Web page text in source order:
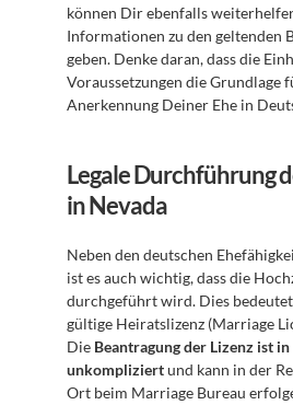
können Dir ebenfalls
Informationen zu den geltenden
geben. Denke daran, dass die
Voraussetzungen die Grundlage
Anerkennung Deiner Ehe in
Legale Durchführung
in Nevada
Neben den deutschen
ist es auch wichtig, dass die
durchgeführt wird. Dies
gültige Heiratslizenz (Marriage
Die Beantragung der Lizenz ist in
unkompliziert und kann in der
Ort beim Marriage Bureau